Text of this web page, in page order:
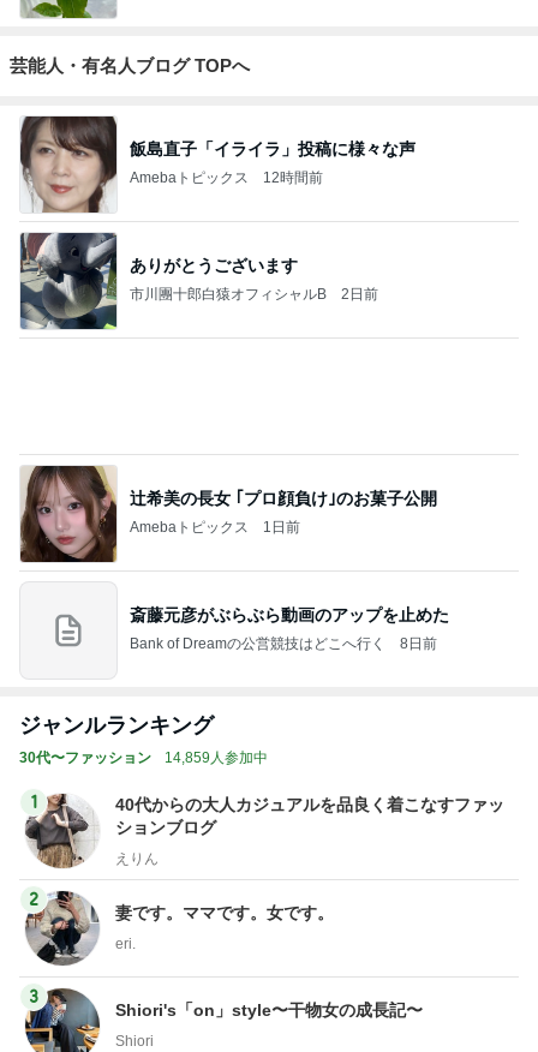
芸能人・有名人ブログ TOPへ
飯島直子「イライラ」投稿に様々な声
Amebaトピックス 12時間前
ありがとうございます
市川團十郎白猿オフィシャルB 2日前
斎藤元彦がぶらぶら動画のアップを止めた
Bank of Dreamの公営競技はどこへ行く
ジャンルランキング
30代〜ファッション 14,859人参加中
1
ションブログ
妻です。ママです。女です。
eri.
3
Shiori
4